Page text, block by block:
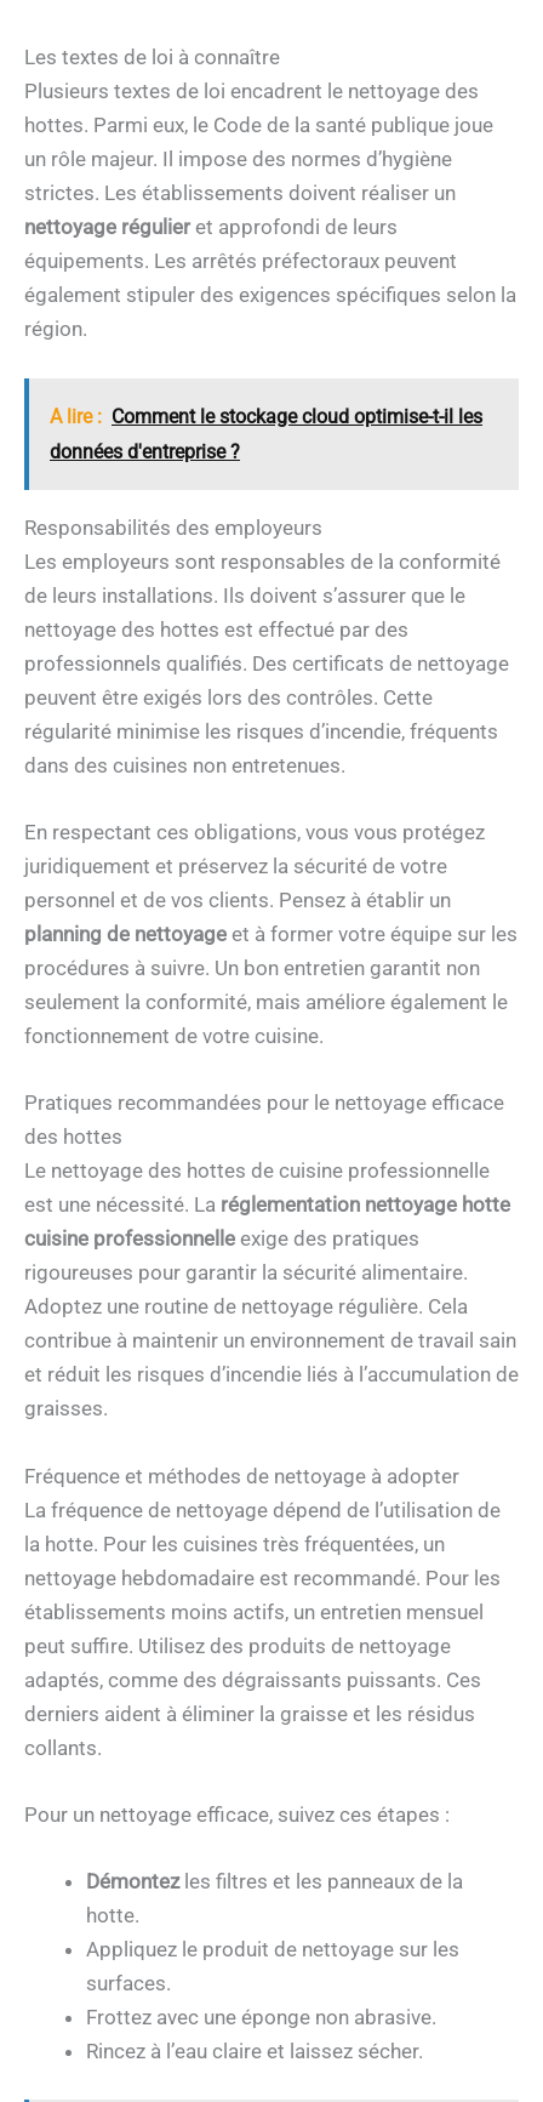
Les textes de loi à connaître
Plusieurs textes de loi encadrent le nettoyage des
hottes. Parmi eux, le Code de la santé publique joue
un rôle majeur. Il impose des normes d’hygiène
strictes. Les établissements doivent réaliser un
nettoyage régulieret approfondi de leurs
équipements. Les arrêtés préfectoraux peuvent
également stipuler des exigences spécifiques selon la
région.
A lire : Comment le stockage cloud optimise-t-il les
données d'entreprise ?
Responsabilités des employeurs
Les employeurs sont responsables de la conformité
de leurs installations. Ils doivent s’assurer que le
nettoyage des hottes est effectué par des
professionnels qualifiés. Des certificats de nettoyage
peuvent être exigés lors des contrôles. Cette
régularité minimise les risques d’incendie, fréquents
dans des cuisines non entretenues.
En respectant ces obligations, vous vous protégez
juridiquement et préservez la sécurité de votre
personnel et de vos clients. Pensez à établir un
planning de nettoyage et à former votre équipe sur les
procédures à suivre. Un bon entretien garantit non
seulement la conformité, mais améliore également le
fonctionnement de votre cuisine.
Pratiques recommandées pour le nettoyage efficace
des hottes
Le nettoyage des hottes de cuisine professionnelle
est une nécessité. La réglementation nettoyage hotte
cuisine professionnelle exige des pratiques
rigoureuses pour garantir la sécurité alimentaire.
Adoptez une routine de nettoyage régulière. Cela
contribue à maintenir un environnement de travail sain
et réduit les risques d’incendie liés à l’accumulation de
graisses.
Fréquence et méthodes de nettoyage à adopter
La fréquence de nettoyage dépend de l’utilisation de
la hotte. Pour les cuisines très fréquentées, un
nettoyage hebdomadaire est recommandé. Pour les
établissements moins actifs, un entretien mensuel
peut suffire. Utilisez des produits de nettoyage
adaptés, comme des dégraissants puissants. Ces
derniers aident à éliminer la graisse et les résidus
collants.
Pour un nettoyage efficace, suivez ces étapes :
Démontezles filtres et les panneaux de la
hotte.
Appliquez le produit de nettoyage sur les
surfaces.
Frottez avec une éponge non abrasive.
Rincez à l’eau claire et laissez sécher.